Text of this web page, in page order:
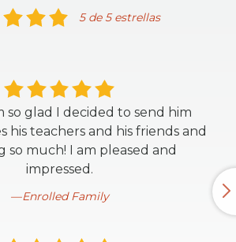
5 de 5 estrellas
so glad I decided to send him
his teachers and his friends and
so much! I am pleased and
impressed.
Enrolled Family